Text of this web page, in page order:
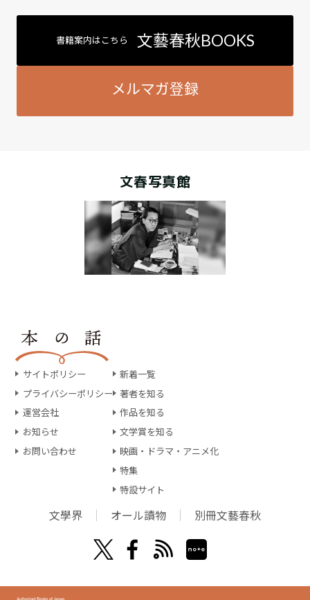
書籍案内はこちら 文藝春秋BOOKS
メルマガ登録
文春写真館
サイトポリシー
プライバシーポリシー
運営会社
お知らせ
お問い合わせ
新着一覧
著者を知る
作品を知る
文学賞を知る
映画・ドラマ・アニメ化
特集
特設サイト
文學界 オール讀物 別冊文藝春秋